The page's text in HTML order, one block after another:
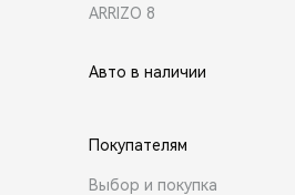
ARRIZO 8
Авто в наличии
Покупателям
Выбор и покупка